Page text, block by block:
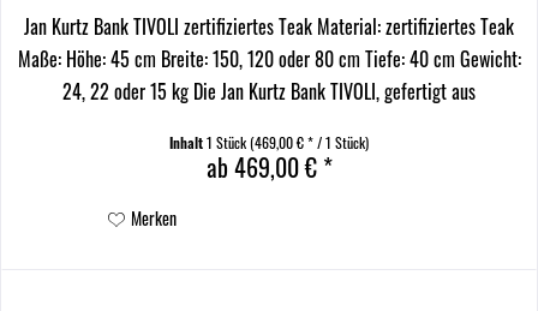
Jan Kurtz Bank TIVOLI zertifiziertes Teak Material: zertifiziertes Teak
Maße: Höhe: 45 cm Breite: 150, 120 oder 80 cm Tiefe: 40 cm Gewicht:
24, 22 oder 15 kg Die Jan Kurtz Bank TIVOLI, gefertigt aus
Inhalt1 Stück(469,00 € * / 1 Stück)
ab 469,00 € *
Merken